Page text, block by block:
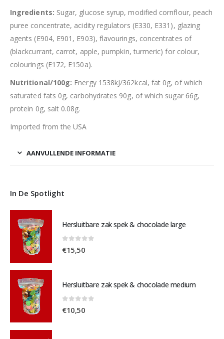
Ingredients: Sugar, glucose syrup, modified cornflour, peach
puree concentrate, acidity regulators (E330, E331), glazing
agents (E904, E901, E903), flavourings, concentrates of
(blackcurrant, carrot, apple, pumpkin, turmeric) for colour,
colourings (E172, E150a).
Nutritional/100g: Energy 1538kJ/362kcal, fat 0g, of which
saturated fats 0g, carbohydrates 90g, of which sugar 66g,
protein 0g, salt 0.08g.
Imported from the USA
AANVULLENDE INFORMATIE
In De Spotlight
Hersluitbare zak spek & chocolade large
€15,50
Hersluitbare zak spek & chocolade medium
€10,50